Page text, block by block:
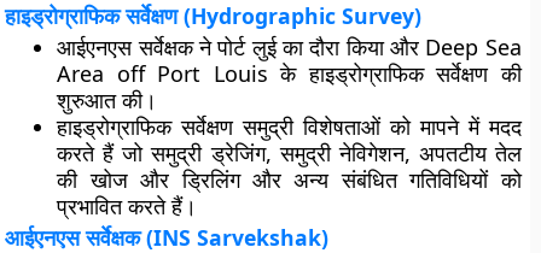
हाइड्रोग्राफिक सर्वेक्षण (Hydrographic Survey)
आईएनएस सर्वेक्षक ने पोर्ट लुई का दौरा किया और Deep Sea
Area off Port Louis के हाइड्रोग्राफिक सर्वेक्षण की
शुरुआत की।
हाइड्रोग्राफिक सर्वेक्षण समुद्री विशेषताओं को मापने में मदद
करते हैं जो समुद्री ड्रेजिंग, समुद्री नेविगेशन, अपतटीय तेल
की खोज और ड्रिलिंग और अन्य संबंधित गतिविधियों को
प्रभावित करते हैं।
आईएनएस सर्वेक्षक (INS Sarvekshak)